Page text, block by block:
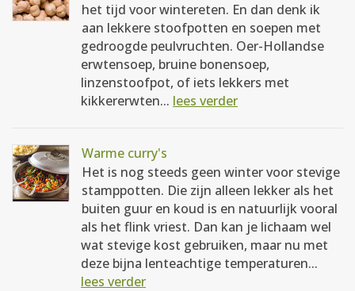
het tijd voor wintereten. En dan denk ik
aan lekkere stoofpotten en soepen met
gedroogde peulvruchten. Oer-Hollandse
erwtensoep, bruine bonensoep,
linzenstoofpot, of iets lekkers met
kikkererwten... lees verder
Warme curry's
Het is nog steeds geen winter voor stevige
stamppotten. Die zijn alleen lekker als het
buiten guur en koud is en natuurlijk vooral
als het flink vriest. Dan kan je lichaam wel
wat stevige kost gebruiken, maar nu met
deze bijna lenteachtige temperaturen...
lees verder